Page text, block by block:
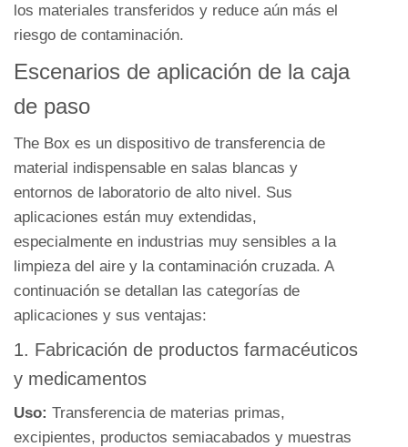
los materiales transferidos y reduce aún más el
riesgo de contaminación.
Escenarios de aplicación de la caja
de paso
The Box es un dispositivo de transferencia de
material indispensable en salas blancas y
entornos de laboratorio de alto nivel. Sus
aplicaciones están muy extendidas,
especialmente en industrias muy sensibles a la
limpieza del aire y la contaminación cruzada. A
continuación se detallan las categorías de
aplicaciones y sus ventajas:
1. Fabricación de productos farmacéuticos
y medicamentos
Uso: Transferencia de materias primas,
excipientes, productos semiacabados y muestras